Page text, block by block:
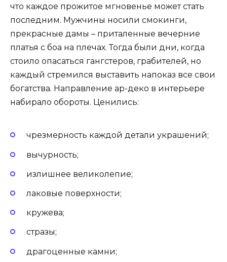
что каждое прожитое мгновенье может стать
последним. Мужчины носили смокинги,
прекрасные дамы – приталенные вечерние
платья с боа на плечах. Тогда были дни, когда
стоило опасаться гангстеров, грабителей, но
каждый стремился выставить напоказ все свои
богатства. Направление ар-деко в интерьере
набирало обороты. Ценились:
чрезмерность каждой детали украшений;
вычурность;
излишнее великолепие;
лаковые поверхности;
кружева;
стразы;
драгоценные камни;